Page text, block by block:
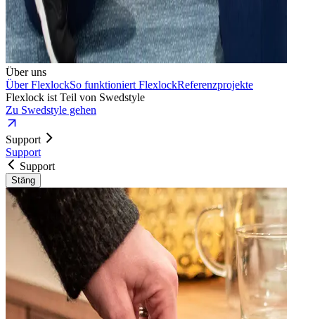
Über uns
Über FlexlockSo funktioniert FlexlockReferenzprojekte
Flexlock ist Teil von Swedstyle
Zu Swedstyle gehen
Support
Support
Support
Stäng